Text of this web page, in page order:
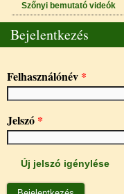
Szőnyi bemutató videók
Bejelentkezés
Felhasználónév *
Jelszó *
Új jelszó igénylése